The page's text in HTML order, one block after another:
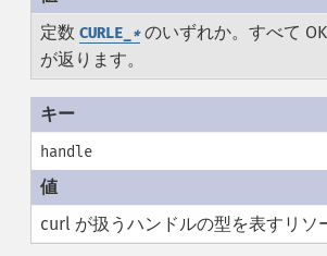
定数 CURLE_ *のいずれか。すべて
が返ります。
handle
curl が扱うハンドルの型を表すリソ